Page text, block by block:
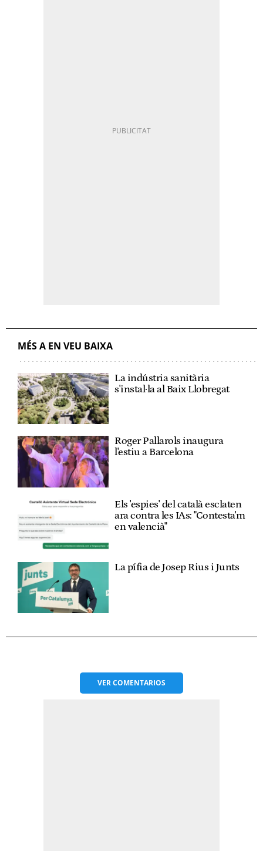
MÉS A EN VEU BAIXA
La indústria sanitària
s'instal·la al Baix Llobregat
Roger Pallarols inaugura
l'estiu a Barcelona
Els 'espies' del català esclaten
ara contra les IAs: "Contesta'm
en valencià"
La pífia de Josep Rius i Junts
VERCOMENTARIOS